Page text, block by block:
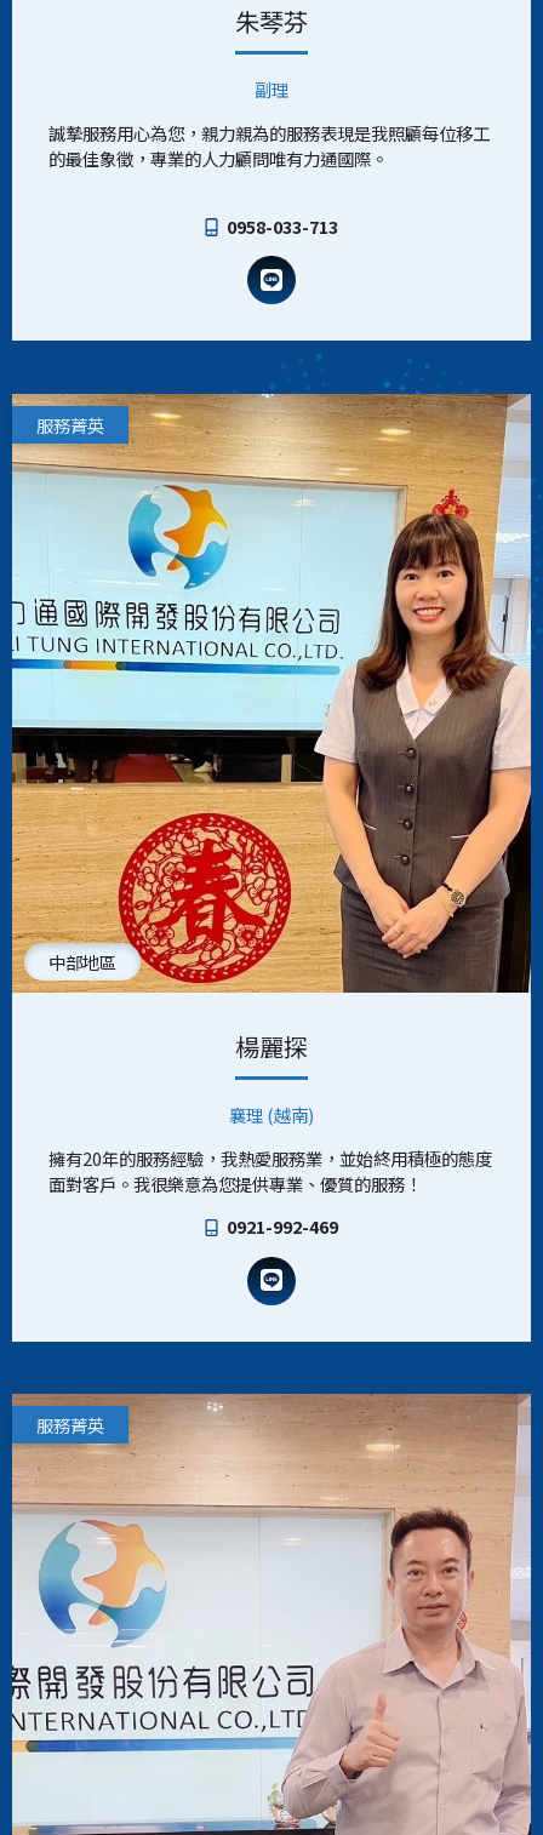
朱琴芬
副理
誠摯服務用心為您，親力親為的服務表現是我照顧每位移工
的最佳象徵，專業的人力顧問唯有力通國際。
0958-033-713
服務菁英
中部地區
楊麗探
襄理 (越南)
擁有20年的服務經驗，我熱愛服務業，並始終用積極的態度
面對客戶。我很樂意為您提供專業、優質的服務！
0921-992-469
服務菁英